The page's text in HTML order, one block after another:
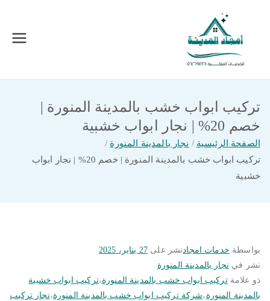
المحتوى
امجاد المدينة للخدمات المنزلية
تركيب ابواب خشب بالمدينة المنورة |
خصم 20% | نجار ابواب خشبية
الصفحة الرئيسية
نجار بالمدينة المنورة
تركيب ابواب خشب بالمدينة المنورة | خصم 20% | نجار ابواب
خشبية
بواسطة خدمات امجادنشر على 27 يناير، 2025
نشر في نجار بالمدينة المنورة
ذو علامةتركيب ابواب خشب بالمدينة المنورة،تركيب ابواب خشبية
بالمدينة المنورة ،شركة تركيب ابواب خشب بالمدينة المنورة،نجار تركيب